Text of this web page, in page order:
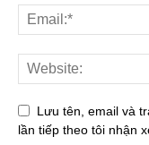
Lưu tên, email và
lần tiếp theo tôi nhận